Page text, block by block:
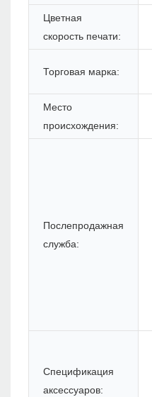
Цветная
скорость печати:
Торговая марка:
Место
происхождения:
Послепродажная
служба:
Спецификация
аксессуаров: